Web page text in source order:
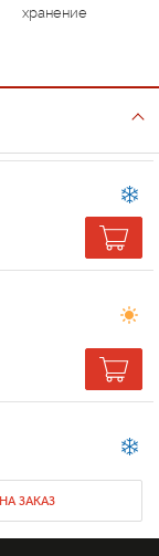
хранение
НА ЗАКАЗ